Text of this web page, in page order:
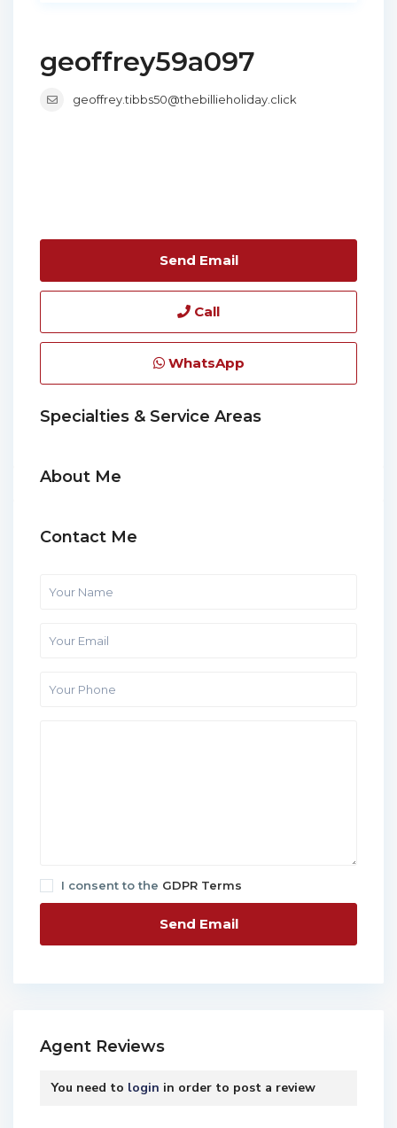
geoffrey59a097
geoffrey.tibbs50@thebillieholiday.click
Send Email
Call
WhatsApp
Specialties & Service Areas
About Me
Contact Me
I consent to the GDPR Terms
Agent Reviews
You need to login in order to post a review